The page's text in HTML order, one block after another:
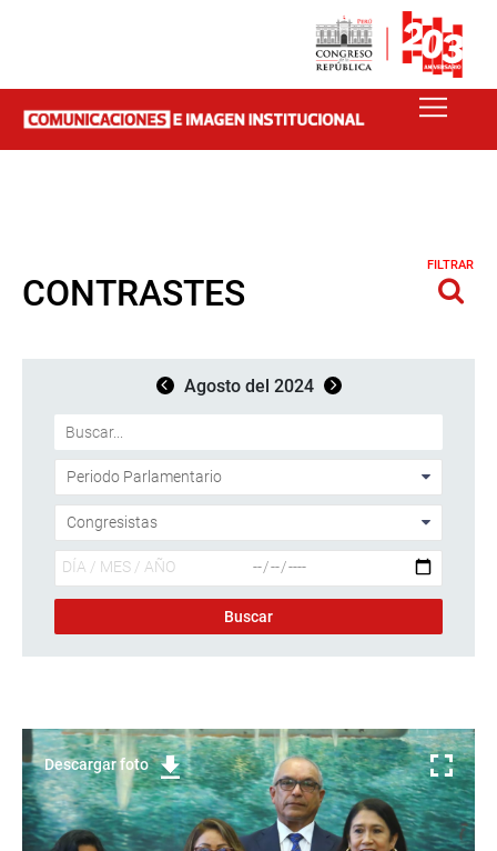
CONTRASTES
FILTRAR
Agosto del 2024
Descargar foto